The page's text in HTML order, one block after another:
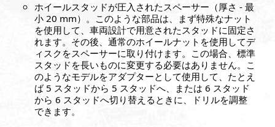
ホイールスタッドが圧入されたスペーサー（厚さ - 最
小 20 mm）。このような部品は、まず特殊なナット
を使用して、車両設計で用意されたスタッドに固定さ
れます。その後、通常のホイールナットを使用してデ
ィスクをスペーサーに取り付けます。この場合、標準
スタッドを長いものに変更する必要はありません。こ
のようなモデルをアダプターとして使用して、たとえ
ば 5 スタッドから 5 スタッドへ、または 6 スタッド
から 6 スタッドへ切り替えるときに、ドリルを調整
できます。